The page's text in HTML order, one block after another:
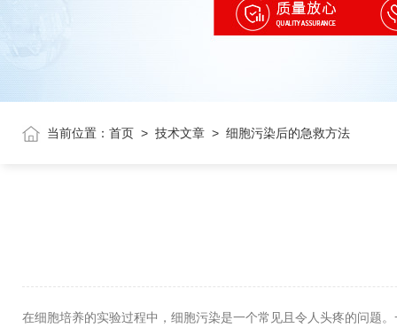
当前位置： 首页 > 技术文章 > 细胞污染后的急救方法
在细胞培养的实验过程中，细胞污染是一个常见且令人头疼的问题